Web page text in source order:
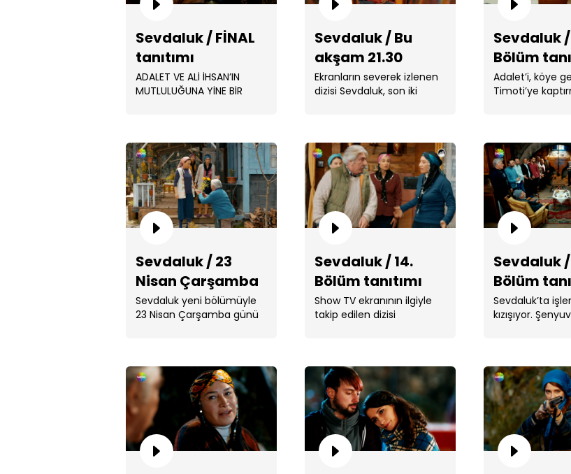
Sevdaluk / FİNAL
tanıtımı
ADALET VE ALİ İHSAN’IN
MUTLULUĞUNA YİNE BİR
Sevdaluk / Bu
akşam 21.30
Ekranların severek izlenen
dizisi Sevdaluk, son iki
Sevdaluk /
Bölüm
Adalet’i, köye
Timoti’ye
Sevdaluk / 23
Nisan Çarşamba
20.00
Sevdaluk yeni bölümüyle
23 Nisan Çarşamba günü
Sevdaluk / 14.
Bölüm tanıtımı
Show TV ekranının ilgiyle
takip edilen dizisi
Sevdaluk /
Bölüm
Sevdaluk’ta
kızışıyor.